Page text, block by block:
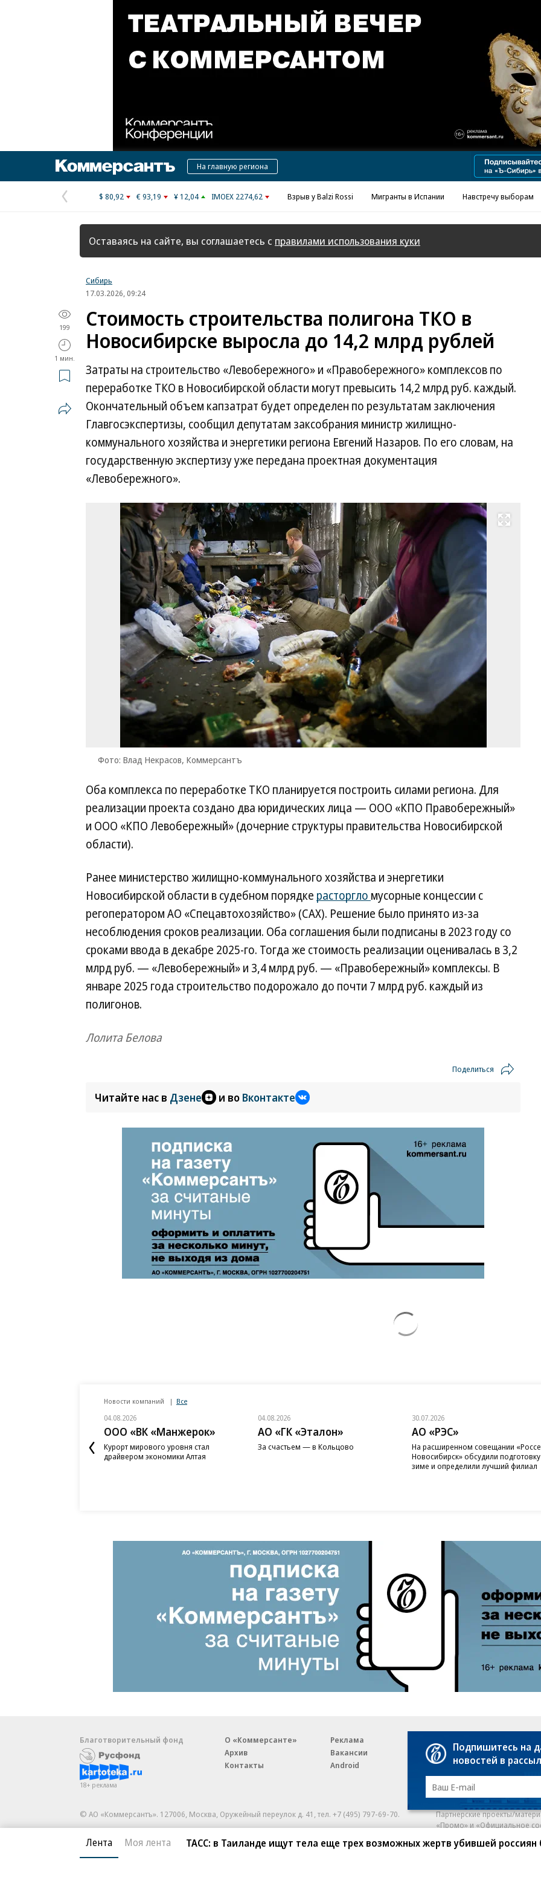
КоммерсантъНа главную региона
Предыдущая
страница
$ 80,92 € 93,19 ¥ 12,04 IMOEX 2274,62 Взрыв у Balzi Rossi Мигранты в Испании Навстречу выборам
Оставаясь на сайте, вы соглашаетесь с правилами использования куки
Сибирь
17.03.2026, 09:24
199
1 мин.
Стоимость строительства полигона ТКО в
Новосибирске выросла до 14,2 млрд рублей
Затраты на строительство «Левобережного» и «Правобережного» комплексов по
переработке ТКО в Новосибирской области могут превысить 14,2 млрд руб. каждый.
Окончательный объем капзатрат будет определен по результатам заключения
Главгосэкспертизы, сообщил депутатам заксобрания министр жилищно-
коммунального хозяйства и энергетики региона Евгений Назаров. По его словам, на
государственную экспертизу уже передана проектная документация
«Левобережного».
Развернуть на весь экран
Фото: Влад Некрасов, Коммерсантъ
Оба комплекса по переработке ТКО планируется построить силами региона. Для
реализации проекта создано два юридических лица — ООО «КПО Правобережный»
и ООО «КПО Левобережный» (дочерние структуры правительства Новосибирской
области).
Ранее министерство жилищно-коммунального хозяйства и энергетики
Новосибирской области в судебном порядке расторгло мусорные концессии с
регоператором АО «Спецавтохозяйство» (САХ). Решение было принято из-за
несоблюдения сроков реализации. Оба соглашения были подписаны в 2023 году со
сроками ввода в декабре 2025-го. Тогда же стоимость реализации оценивалась в 3,2
млрд руб. — «Левобережный» и 3,4 млрд руб. — «Правобережный» комплексы. В
январе 2025 года строительство подорожало до почти 7 млрд руб. каждый из
полигонов.
Лолита Белова
Поделиться
Читайте нас в Дзене и во Вконтакте
Новости компаний Все
04.08.2026
ООО «ВК «Манжерок»
Курорт мирового уровня стал
драйвером экономики Алтая
04.08.2026
АО «ГК «Эталон»
За счастьем — в Кольцово
30.07.2026
АО «РЭС»
На расширенном совещании
Новосибирск» обсудили
зиме и определили лучший филиал
Лента Моя лента ТАСС: в Таиланде ищут тела еще трех возможных жертв убившей россиян
Благотворительный фонд
18+ реклама
О «Коммерсанте»
Архив
Контакты
Реклама
Вакансии
Android
Правовая информация
E-mail рассылки
© АО «Коммерсантъ». 127006, Москва, Оружейный переулок д. 41,тел. +7 (495) 797-69-70.
Сетевое издание «Коммерсантъ» (доменное имя сайта: kommersant.ru) зарегистрировано
Федеральной службой по надзору в сфере связи, информационных технологий
Партнерские проекты/
«Промо» и «Официальное
На kommersant.ru
Подпишитесь на
новостей в